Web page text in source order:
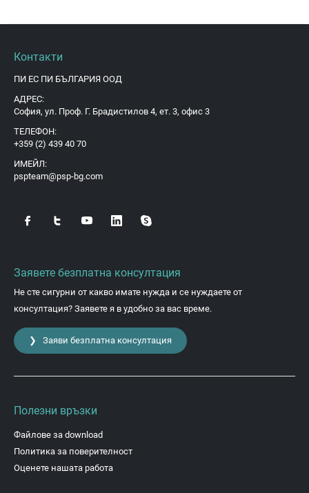
Контакти
ПИ ЕС ПИ БЪЛГАРИЯ ООД
АДРЕС:
София, ул. Проф. Г. Брадистилов 4, ет. 3, офис 3
ТЕЛЕФОН:
+359 (2) 439 40 70
ИМЕЙЛ:
pspteam@psp-bg.com
Заявете безплатна консултация
Не сте сигурни от какво имате нужда и се нуждаете от
консултация? Заявете я в удобно за вас време.
❯ Заяви безплатна консултация
Полезни връзки
Файлове за download
Политика за поверителност
Оценете нашата работа